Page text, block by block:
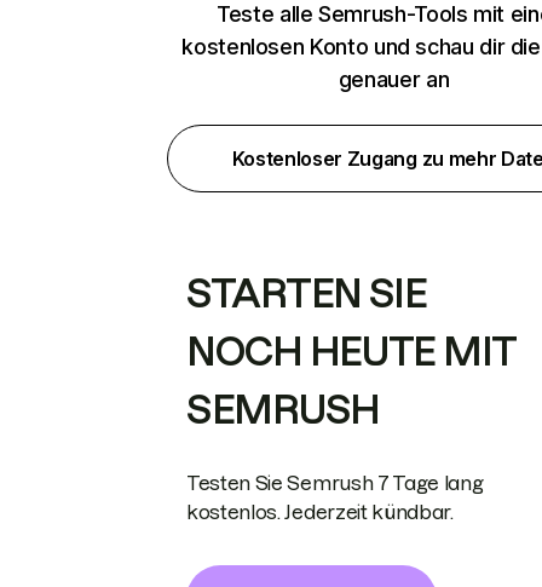
Teste alle Semrush-Tools mit
kostenlosen Konto und schau dir
genauer an
Kostenloser Zugang zu mehr
STARTEN SIE
NOCH HEUTE MIT
SEMRUSH
Testen Sie Semrush 7 Tage lang
kostenlos. Jederzeit kündbar.